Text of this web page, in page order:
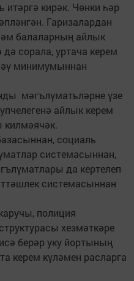
кирәк. Чөнки һәр
Гаризалардан
балаларның айлык
сорала, уртача керем
минимумыннан
мәгълүматьләрне үзе
айлык керем
килмәячәк.
социаль
системасыннан,
да кертелеп
системасыннан
полиция
хезмәткәре
берәр уку йортының
керем күләмен расларга